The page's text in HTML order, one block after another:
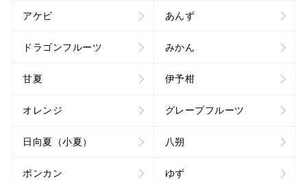
アケビ あんず
ドラゴンフルーツ みかん
甘夏 伊予柑
オレンジ グレープフルーツ
日向夏（小夏） 八朔
ポンカン ゆず